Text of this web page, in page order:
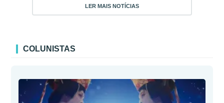
LER MAIS NOTÍCIAS
COLUNISTAS